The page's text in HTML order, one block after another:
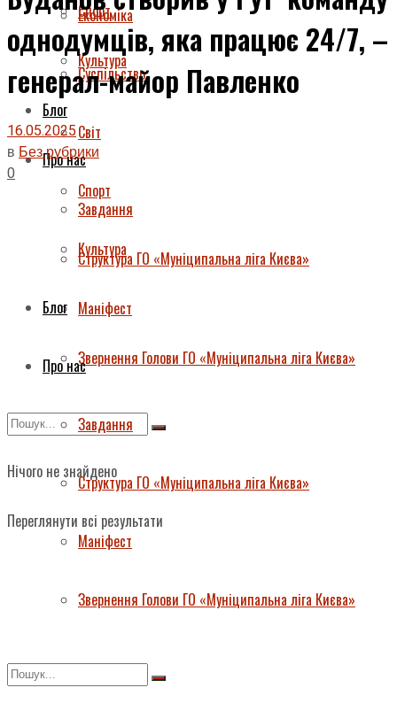
Спорт
Культура
Блог
Про нас
Завдання
Структура ГО «Муніципальна ліга Києва»
Маніфест
Звернення Голови ГО «Муніципальна ліга Києва»
Нічого не знайдено
Переглянути всі результати
Економіка
Суспільство
Світ
Спорт
Культура
Блог
Про нас
Завдання
Структура ГО «Муніципальна ліга Києва»
Маніфест
Звернення Голови ГО «Муніципальна ліга Києва»
однодумців, яка працює 24/7, –
генерал-майор Павленко
16.05.2025
в Без рубрики
0